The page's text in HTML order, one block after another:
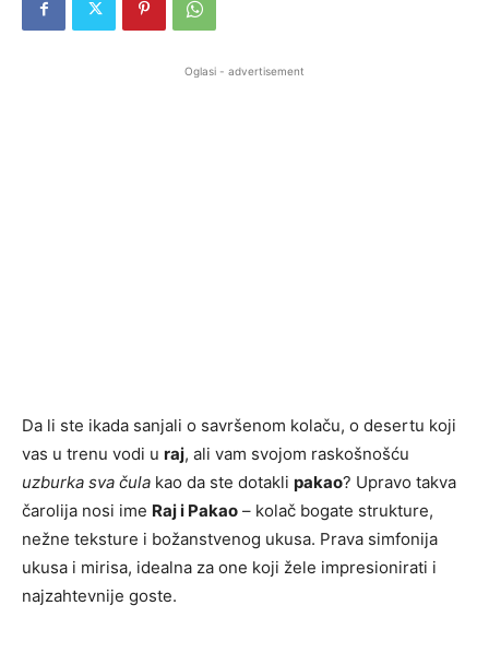
Oglasi - advertisement
Da li ste ikada sanjali o savršenom kolaču, o desertu koji
vas u trenu vodi u raj, ali vam svojom raskošnošću
uzburka sva čula kao da ste dotakli pakao? Upravo takva
čarolija nosi ime Raj i Pakao – kolač bogate strukture,
nežne teksture i božanstvenog ukusa. Prava simfonija
ukusa i mirisa, idealna za one koji žele impresionirati i
najzahtevnije goste.